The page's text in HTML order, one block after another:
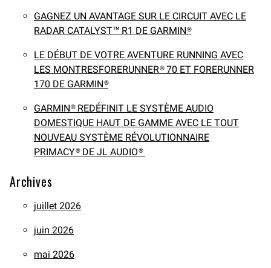
GAGNEZ UN AVANTAGE SUR LE CIRCUIT AVEC LE
RADAR CATALYST™ R1 DE GARMIN®
LE DÉBUT DE VOTRE AVENTURE RUNNING AVEC
LES MONTRESFORERUNNER® 70 ET FORERUNNER
170 DE GARMIN®
GARMIN® REDÉFINIT LE SYSTÈME AUDIO
DOMESTIQUE HAUT DE GAMME AVEC LE TOUT
NOUVEAU SYSTÈME RÉVOLUTIONNAIRE
PRIMACY® DE JL AUDIO®
Archives
juillet 2026
juin 2026
mai 2026